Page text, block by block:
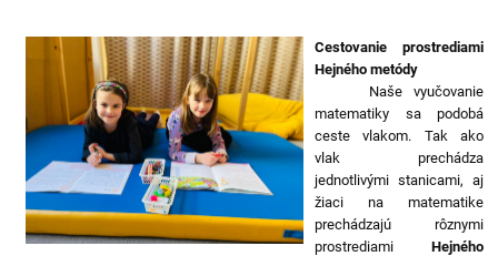
Cestovanie prostrediami
Hejného metódy
Naše vyučovanie
matematiky sa podobá
ceste vlakom. Tak ako
vlak prechádza
jednotlivými stanicami, aj
žiaci na matematike
prechádzajú rôznymi
prostrediami Hejného